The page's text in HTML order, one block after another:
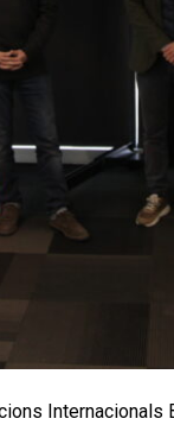
Internacionals